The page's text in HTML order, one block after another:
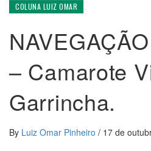
COLUNA LUIZ OMAR
– Camarote
Garrincha.
By Luiz Omar Pinheiro / 17 de